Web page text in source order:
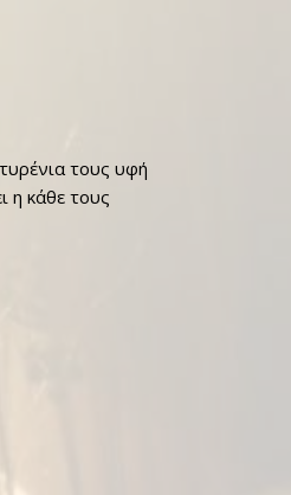
τους υφή
η κάθε τους